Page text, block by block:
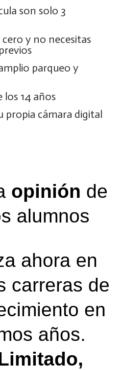
son solo 3
y no necesitas
parqueo y
los 14 años
propia cámara digital
opinión de
alumnos
ahora en
carreras de
en
años.